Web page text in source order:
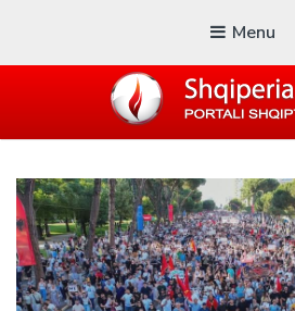
Menu
Blogu i ShqiperiaCom